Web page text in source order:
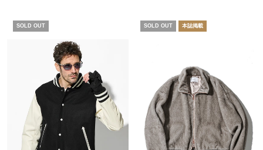
SOLD OUT SOLD OUT 本誌掲載